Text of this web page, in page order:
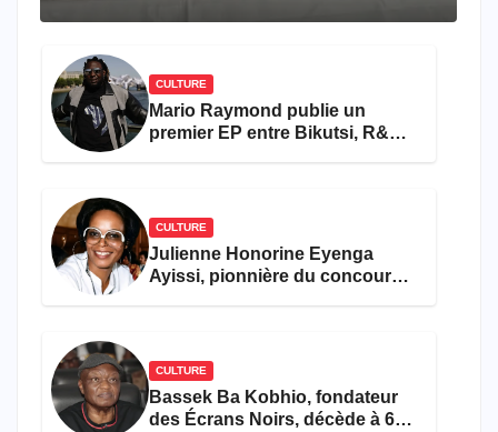
CULTURE
Mario Raymond publie un
premier EP entre Bikutsi, R&B
CULTURE
Julienne Honorine Eyenga
Ayissi, pionnière du concours
CULTURE
Bassek Ba Kobhio, fondateur
des Écrans Noirs, décède à 69